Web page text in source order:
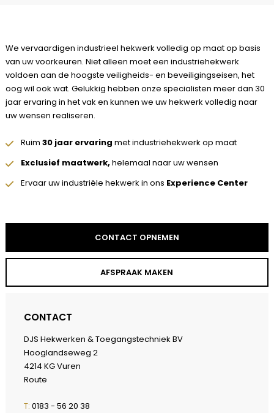
CONTACT
DJS Hekwerken & Toegangstechniek BV
Hooglandseweg 2
4214 KG Vuren
Route
T: 0183 - 56 20 38
We vervaardigen industrieel hekwerk volledig op maat op basis
van uw voorkeuren. Niet alleen moet een industriehekwerk
voldoen aan de hoogste veiligheids- en beveiligingseisen, het
oog wil ook wat. Gelukkig hebben onze specialisten meer dan 30
jaar ervaring in het vak en kunnen we uw hekwerk volledig naar
uw wensen realiseren.
Ruim 30 jaar ervaring met industriehekwerk op maat
Exclusief maatwerk, helemaal naar uw wensen
Ervaar uw industriële hekwerk in ons Experience Center
CONTACT OPNEMEN
AFSPRAAK MAKEN